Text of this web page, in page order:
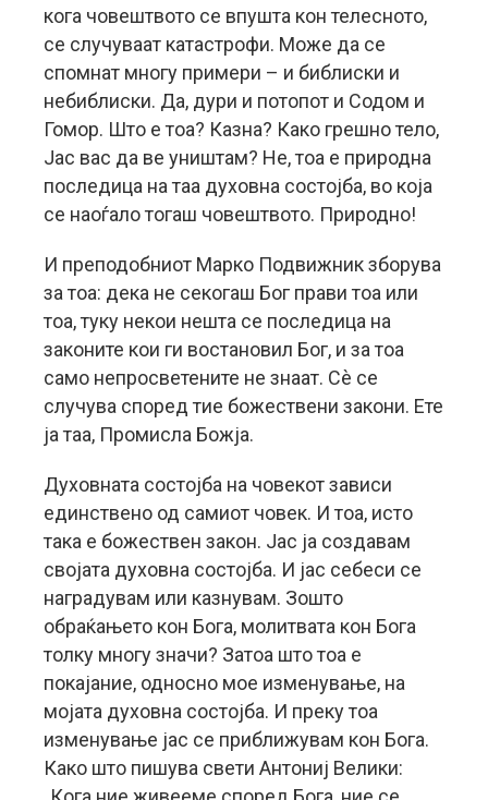
кога човештвото се впушта кон телесното,
се случуваат катастрофи. Може да се
спомнат многу примери – и библиски и
небиблиски. Да, дури и потопот и Содом и
Гомор. Што е тоа? Казна? Како грешно тело,
Јас вас да ве уништам? Не, тоа е природна
последица на таа духовна состојба, во која
се наоѓало тогаш човештвото. Природно!
И преподобниот Марко Подвижник зборува
за тоа: дека не секогаш Бог прави тоа или
тоа, туку некои нешта се последица на
законите кои ги востановил Бог, и за тоа
само непросветените не знаат. Сè се
случува според тие божествени закони. Ете
ја таа, Промисла Божја.
Духовната состојба на човекот зависи
единствено од самиот човек. И тоа, исто
така е божествен закон. Јас ја создавам
својата духовна состојба. И јас себеси се
наградувам или казнувам. Зошто
обраќањето кон Бога, молитвата кон Бога
толку многу значи? Затоа што тоа е
покајание, односно мое изменување, на
мојата духовна состојба. И преку тоа
изменување јас се приближувам кон Бога.
Како што пишува свети Антониј Велики: